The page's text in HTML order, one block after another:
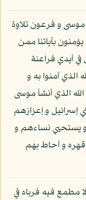
و فرعون تلاوة
بآياتنا ممن
أيدي فراعنة
آمنوا به و
الذي أنشأ موسى
إسرائيل و إعزازهم
و يستحيي نساءهم و
و أحاط بهم
مطمع فيه فرباه في